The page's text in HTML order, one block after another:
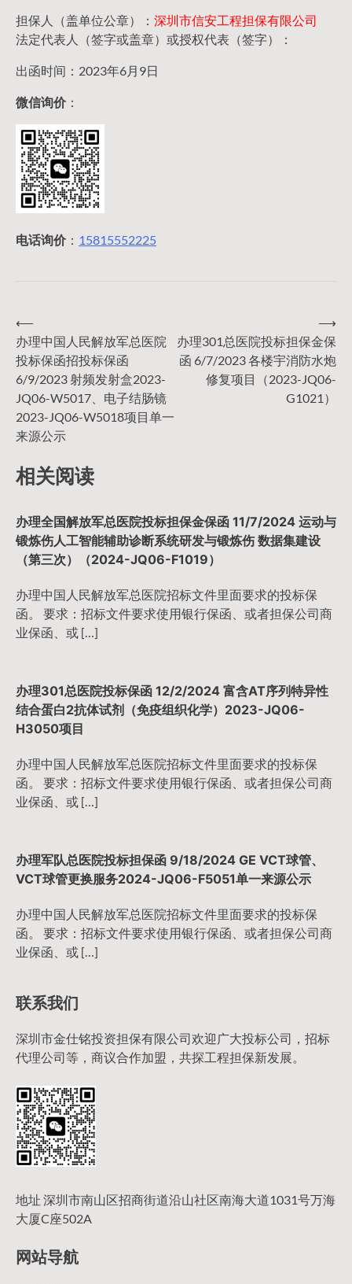
担保人（盖单位公章）： 深圳市信安工程担保有限公司
法定代表人（签字或盖章）或授权代表（签字）：
出函时间：2023年6月9日
微信询价：
电话询价： 15815552225
文
章
导
航
⟵
办理中国人民解放军总医院
投标保函招投标保函
6/9/2023 射频发射盒2023-
JQ06-W5017、电子结肠镜
2023-JQ06-W5018项目单一
来源公示
办理301总医院投标担保金保
函 6/7/2023 各楼宇消防水炮
修复项目（2023-JQ06-
G1021）
⟶
相关阅读
办理全国解放军总医院投标担保金保函 11/7/2024 运动与
锻炼伤人工智能辅助诊断系统研发与锻炼伤 数据集建设
（第三次）（2024-JQ06-F1019）
办理中国人民解放军总医院招标文件里面要求的投标保
函。 要求：招标文件要求使用银行保函、或者担保公司商
业保函、或 […]
办理301总医院投标保函 12/2/2024 富含AT序列特异性
结合蛋白2抗体试剂（免疫组织化学）2023-JQ06-
H3050项目
办理中国人民解放军总医院招标文件里面要求的投标保
函。 要求：招标文件要求使用银行保函、或者担保公司商
业保函、或 […]
办理军队总医院投标担保函 9/18/2024 GE VCT球管、
VCT球管更换服务2024-JQ06-F5051单一来源公示
办理中国人民解放军总医院招标文件里面要求的投标保
函。 要求：招标文件要求使用银行保函、或者担保公司商
业保函、或 […]
联系我们
深圳市金仕铭投资担保有限公司欢迎广大投标公司，招标
代理公司等，商议合作加盟，共探工程担保新发展。
地址 深圳市南山区招商街道沿山社区南海大道1031号万海
大厦C座502A
网站导航